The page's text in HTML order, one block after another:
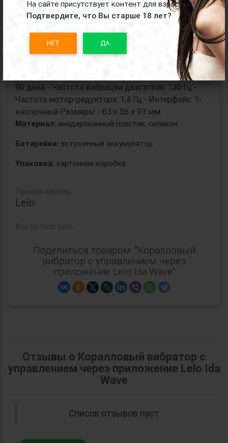
На сайте присутствует контент для взрослых!
Подтвердите, что Вы старше 18 лет?
НЕТ ДА
работающим в тандеме, для двойного
удовольствия. Характеристики: - Материал:
безопасный для тела силикон, АБС-пластик - Вес:
102 г - Аккумулятор: литий-ионный 3,7 В 520 мАч -
пользователя: до 2 часов - В режиме ожидания: до
90 дней - Частота вибрации двигателя: 130 Гц -
Частота мотор-редуктора: 1,4 Гц - Интерфейс: 1-
кнопочный Размеры - 63 х 56 х 93 мм.
Материал: анодированный пластик, силикон
Батарейки: встроенный аккумулятор
Упаковка: картонная коробка
Lelo
Поделиться товаром: "Коралловый
вибратор с управлением через
приложение Lelo Ida Wave"
Отзывы о Коралловый вибратор с
управлением через приложение Lelo Ida
Wave
Список отзывов пуст.